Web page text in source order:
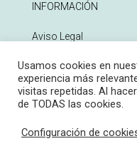
INFORMACIÓN
Aviso Legal
Política de Privacidad
Política de Cookies
Usamos cookies en
experiencia más
visitas repetidas. Al
de TODAS las cookies.
Configuración de